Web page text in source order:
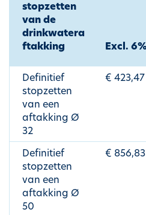
stopzetten
van de
drinkwatera
ftakking
Excl.
Definitief
stopzetten
van een
aftakking Ø
32
€ 423,47
Definitief
stopzetten
van een
aftakking Ø
50
€ 856,83